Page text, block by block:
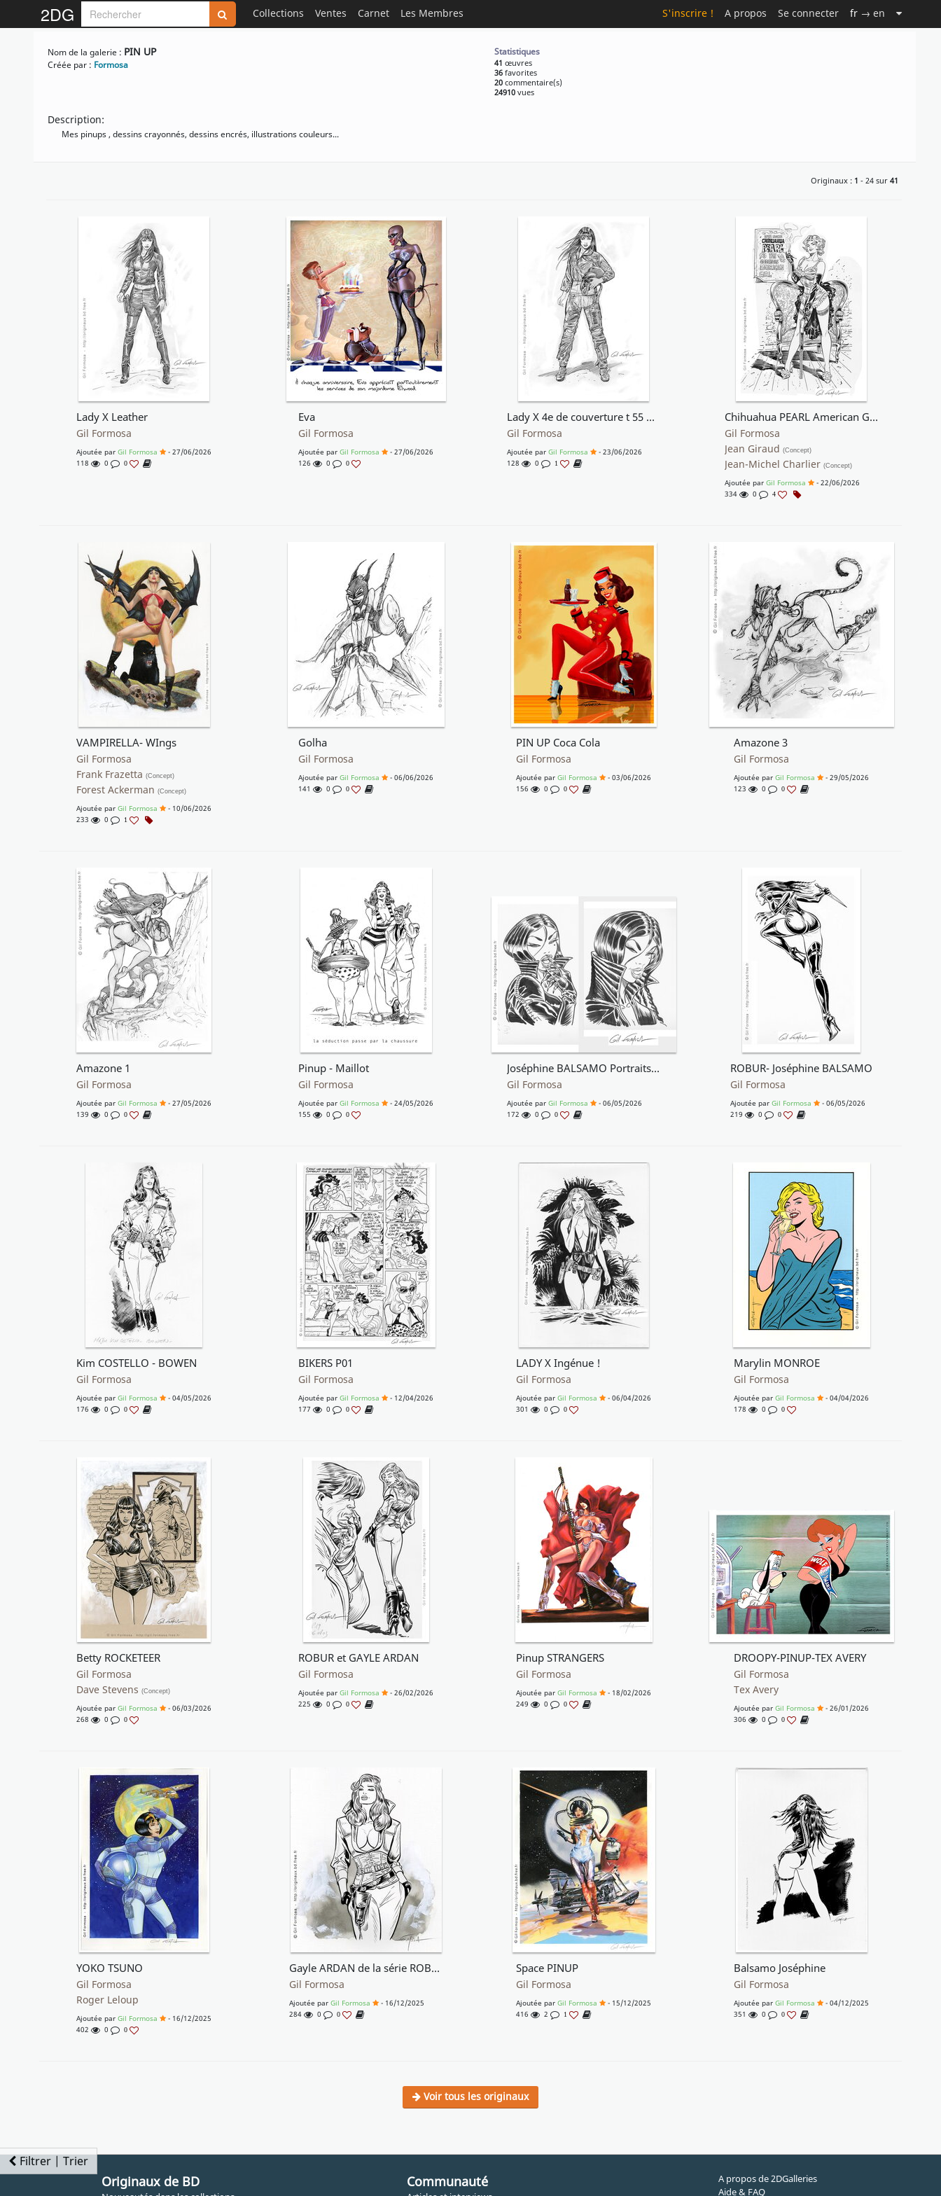
2DG Collections Ventes Carnet Les Membres S'inscrire ! A propos Se connecter fr → en
Nom de la galerie : PIN UP
Créée par : Formosa
Statistiques
41 œuvres
36favorites
20commentaire(s)
24910vues
Description:
Mes pinups , dessins crayonnés, dessins encrés, illustrations couleurs...
Filtrer | Trier
Originaux : 1 - 24 sur 41
Lady X Leather
Gil Formosa
Ajoutée par Gil Formosa
- 27/06/2026
118
0 0
Eva
Gil Formosa
Ajoutée par Gil Formosa
- 27/06/2026
126
0 0
Lady X 4e de couverture t 55 Buck Danny
Gil Formosa
Ajoutée par Gil Formosa
- 23/06/2026
128
0 1
Chihuahua PEARL American Girl
Gil Formosa
Jean Giraud (Concept)
Jean-Michel Charlier (Concept)
Ajoutée par Gil Formosa
- 22/06/2026
334
0 4
VAMPIRELLA- WIngs
Gil Formosa
Frank Frazetta (Concept)
Forest Ackerman (Concept)
Ajoutée par Gil Formosa
- 10/06/2026
233
0 1
Golha
Gil Formosa
Ajoutée par Gil Formosa
- 06/06/2026
141
0 0
PIN UP Coca Cola
Gil Formosa
Ajoutée par Gil Formosa
- 03/06/2026
156
0 0
Amazone 3
Gil Formosa
Ajoutée par Gil Formosa
- 29/05/2026
123
0 0
Amazone 1
Gil Formosa
Ajoutée par Gil Formosa
- 27/05/2026
139
0 0
Pinup - Maillot
Gil Formosa
Ajoutée par Gil Formosa
- 24/05/2026
155
0 0
Joséphine BALSAMO Portraits- ROBUR
Gil Formosa
Ajoutée par Gil Formosa
- 06/05/2026
172
0 0
ROBUR- Joséphine BALSAMO
Gil Formosa
Ajoutée par Gil Formosa
- 06/05/2026
219
0 0
Kim COSTELLO - BOWEN
Gil Formosa
Ajoutée par Gil Formosa
- 04/05/2026
176
0 0
BIKERS P01
Gil Formosa
Ajoutée par Gil Formosa
- 12/04/2026
177
0 0
LADY X Ingénue !
Gil Formosa
Ajoutée par Gil Formosa
- 06/04/2026
301
0 0
Marylin MONROE
Gil Formosa
Ajoutée par Gil Formosa
- 04/04/2026
178
0 0
Betty ROCKETEER
Gil Formosa
Dave Stevens (Concept)
Ajoutée par Gil Formosa
- 06/03/2026
268
0 0
ROBUR et GAYLE ARDAN
Gil Formosa
Ajoutée par Gil Formosa
- 26/02/2026
225
0 0
Pinup STRANGERS
Gil Formosa
Ajoutée par Gil Formosa
- 18/02/2026
249
0 0
DROOPY-PINUP-TEX AVERY
Gil Formosa
Tex Avery
Ajoutée par Gil Formosa
- 26/01/2026
306
0 0
YOKO TSUNO
Gil Formosa
Roger Leloup
Ajoutée par Gil Formosa
- 16/12/2025
402
0 0
Gayle ARDAN de la série ROBUR
Gil Formosa
Ajoutée par Gil Formosa
- 16/12/2025
284
0 0
Space PINUP
Gil Formosa
Ajoutée par Gil Formosa
- 15/12/2025
416
2 1
Balsamo Joséphine
Gil Formosa
Ajoutée par Gil Formosa
- 04/12/2025
351
0 0
Voir tous les originaux
Originaux de BD Communauté
A propos de 2DGalleries
Aide & FAQ